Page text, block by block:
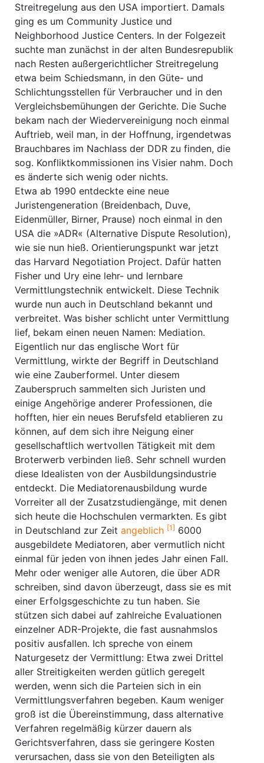
Streitregelung aus den USA importiert. Damals
ging es um Community Justice und
Neighborhood Justice Centers. In der Folgezeit
suchte man zunächst in der alten Bundesrepublik
nach Resten außergerichtlicher Streitregelung
etwa beim Schiedsmann, in den Güte- und
Schlichtungsstellen für Verbraucher und in den
Vergleichsbemühungen der Gerichte. Die Suche
bekam nach der Wiedervereinigung noch einmal
Auftrieb, weil man, in der Hoffnung, irgendetwas
Brauchbares im Nachlass der DDR zu finden, die
sog. Konfliktkommissionen ins Visier nahm. Doch
es änderte sich wenig oder nichts.
Etwa ab 1990 entdeckte eine neue
Juristengeneration (Breidenbach, Duve,
Eidenmüller, Birner, Prause) noch einmal in den
USA die »ADR« (Alternative Dispute Resolution),
wie sie nun hieß. Orientierungspunkt war jetzt
das Harvard Negotiation Project. Dafür hatten
Fisher und Ury eine lehr- und lernbare
Vermittlungstechnik entwickelt. Diese Technik
wurde nun auch in Deutschland bekannt und
verbreitet. Was bisher schlicht unter Vermittlung
lief, bekam einen neuen Namen: Mediation.
Eigentlich nur das englische Wort für
Vermittlung, wirkte der Begriff in Deutschland
wie eine Zauberformel. Unter diesem
Zauberspruch sammelten sich Juristen und
einige Angehörige anderer Professionen, die
hofften, hier ein neues Berufsfeld etablieren zu
können, auf dem sich ihre Neigung einer
gesellschaftlich wertvollen Tätigkeit mit dem
Broterwerb verbinden ließ. Sehr schnell wurden
diese Idealisten von der Ausbildungsindustrie
entdeckt. Die Mediatorenausbildung wurde
Vorreiter all der Zusatzstudiengänge, mit denen
sich heute die Hochschulen vermarkten. Es gibt
in Deutschland zur Zeit angeblich [1] 6000
ausgebildete Mediatoren, aber vermutlich nicht
einmal für jeden von ihnen jedes Jahr einen Fall.
Mehr oder weniger alle Autoren, die über ADR
schreiben, sind davon überzeugt, dass sie es mit
einer Erfolgsgeschichte zu tun haben. Sie
stützen sich dabei auf zahlreiche Evaluationen
einzelner ADR-Projekte, die fast ausnahmslos
positiv ausfallen. Ich spreche von einem
Naturgesetz der Vermittlung: Etwa zwei Drittel
aller Streitigkeiten werden gütlich geregelt
werden, wenn sich die Parteien sich in ein
Vermittlungsverfahren begeben. Kaum weniger
groß ist die Übereinstimmung, dass alternative
Verfahren regelmäßig kürzer dauern als
Gerichtsverfahren, dass sie geringere Kosten
verursachen, dass sie von den Beteiligten als